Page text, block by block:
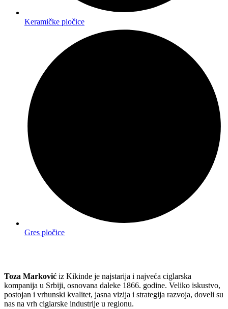
Keramičke pločice
Gres pločice
Toza Marković iz Kikinde je najstarija i najveća ciglarska
kompanija u Srbiji, osnovana daleke 1866. godine. Veliko iskustvo,
postojan i vrhunski kvalitet, jasna vizija i strategija razvoja, doveli su
nas na vrh ciglarske industrije u regionu.